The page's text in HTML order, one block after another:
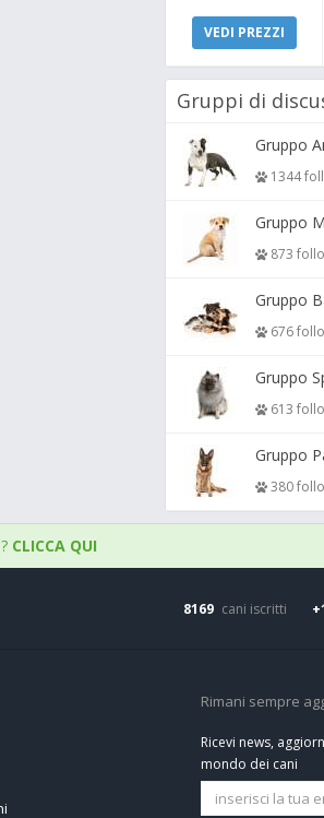
VEDI PREZZI
Gruppi di
1344
Gruppo
873
Gruppo
676
Gruppo
613
Gruppo
380
CLICCA QUI
8169 cani iscritti
Rimani sempre
Ricevi news,
mondo dei cani